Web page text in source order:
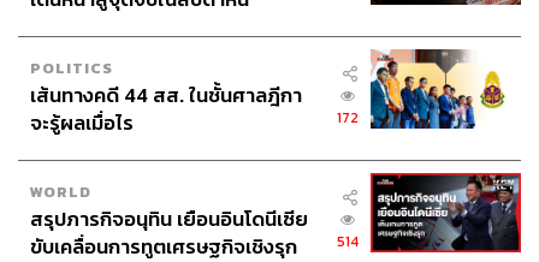
POLITICS
เส้นทางคดี 44 สส. ในชั้นศาลฎีกา
จะรู้ผลเมื่อไร
172
WORLD
สรุปภารกิจอนุทิน เยือนอินโดนีเซีย
ขับเคลื่อนการทูตเศรษฐกิจเชิงรุก
514